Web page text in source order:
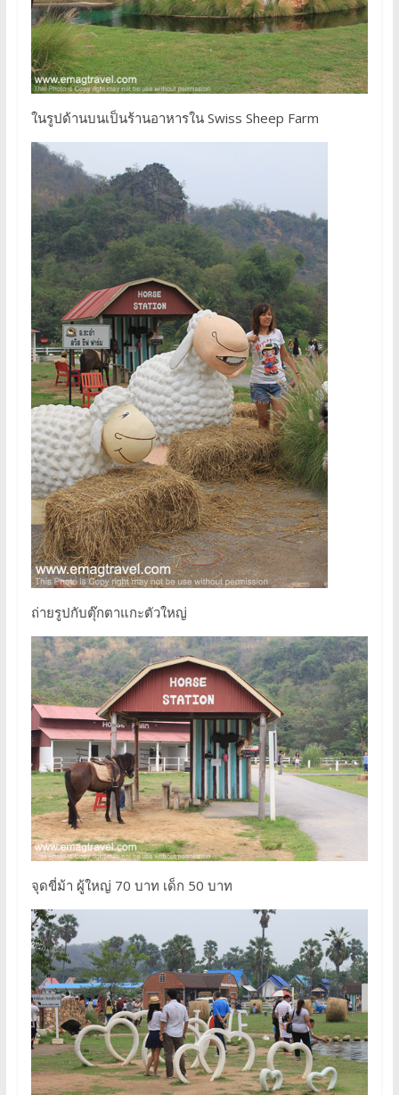
ในรูปด้านบนเป็นร้านอาหารใน Swiss Sheep Farm
ถ่ายรูปกับตุ๊กตาแกะตัวใหญ่
จุดขี่ม้า ผู้ใหญ่ 70 บาท เด็ก 50 บาท